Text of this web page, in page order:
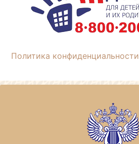
Политика конфиденциальности